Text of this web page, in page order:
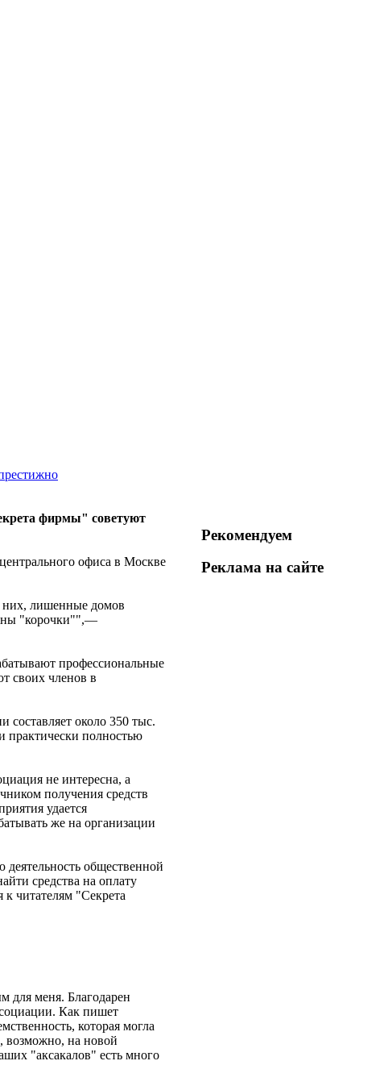
фирмы" советуют
офиса в Москве
них, лишенные домов
"корочки"",—
профессиональные
своих членов в
около 350 тыс.
практически полностью
не интересна, а
получения средств
удается
же на организации
общественной
средства на оплату
к читателям "Секрета
для меня. Благодарен
Как пишет
которая могла
возможно, на новой
"аксакалов" есть много
Рекомендуем
Реклама на сайте